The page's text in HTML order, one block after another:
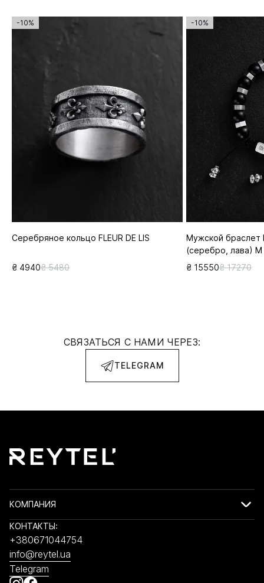
-10%
Серебряное кольцо FLEUR DE LIS
₴ 4940₴ 5480
-10%
Мужской браслет
(серебро, лава) M
₴ 15550₴ 17270
СВЯЗАТЬСЯ С НАМИ ЧЕРЕЗ:
TELEGRAM
КОМПАНИЯ
КОНТАКТЫ:
+380671044754
info@reytel.ua
Telegram